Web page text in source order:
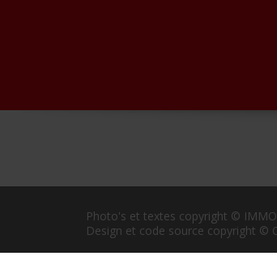
Photo's et textes copyright ©
Design et code source copyright ©